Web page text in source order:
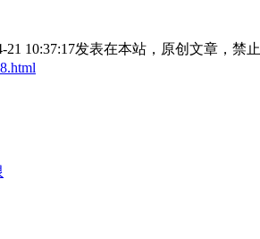
10:37:17发表在本站，原创文章，禁